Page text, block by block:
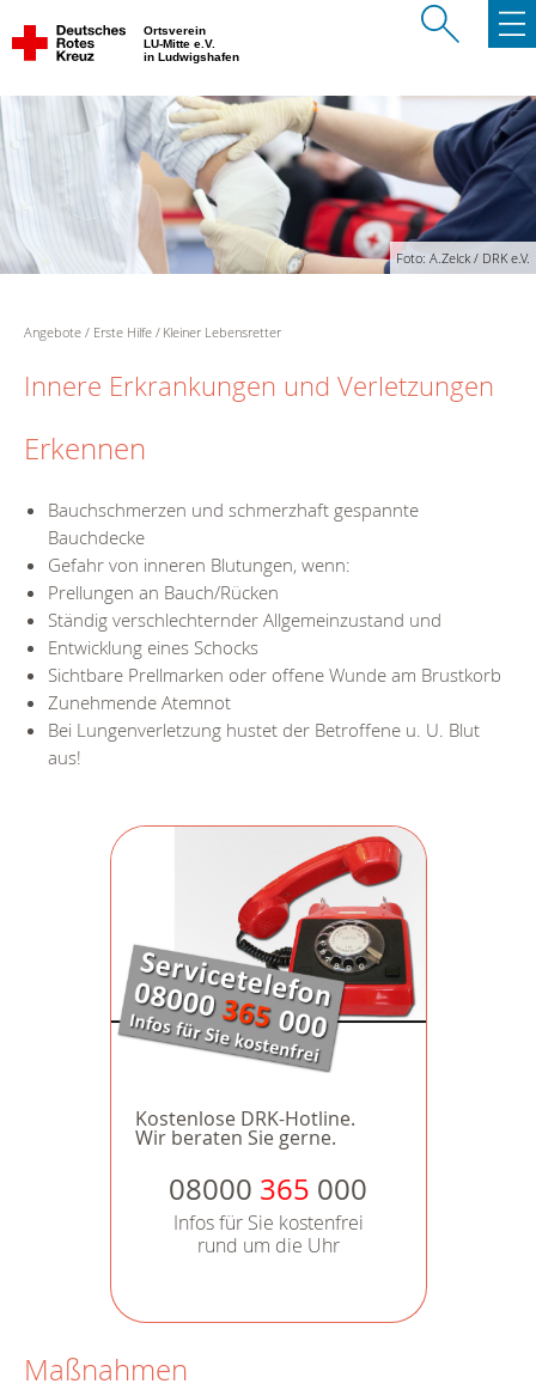
Ortsverein
LU-Mitte e.V.
in Ludwigshafen
Foto: A.Zelck / DRK e.V.
Angebote Erste Hilfe Kleiner Lebensretter
Innere Erkrankungen und Verletzungen
Erkennen
Bauchschmerzen und schmerzhaft gespannte
Bauchdecke
Gefahr von inneren Blutungen, wenn:
Prellungen an Bauch/Rücken
Ständig verschlechternder Allgemeinzustand und
Entwicklung eines Schocks
Sichtbare Prellmarken oder offene Wunde am Brustkorb
Zunehmende Atemnot
Bei Lungenverletzung hustet der Betroffene u. U. Blut
aus!
Kostenlose DRK-Hotline.
Wir beraten Sie gerne.
08000 365 000
Infos für Sie kostenfrei
rund um die Uhr
Maßnahmen